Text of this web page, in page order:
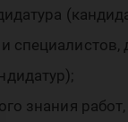
специалистов,
знания